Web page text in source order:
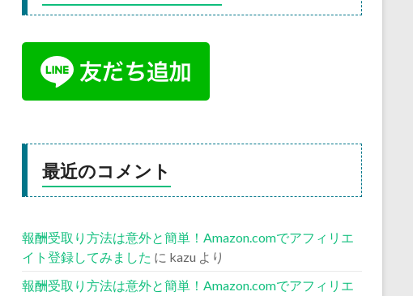
最近のコメント
報酬受取り方法は意外と簡単！Amazon.comでアフィリエ
イト登録してみました に kazu より
報酬受取り方法は意外と簡単！Amazon.comでアフィリエ